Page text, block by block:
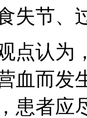
失节、
点认为
血而发
患者应